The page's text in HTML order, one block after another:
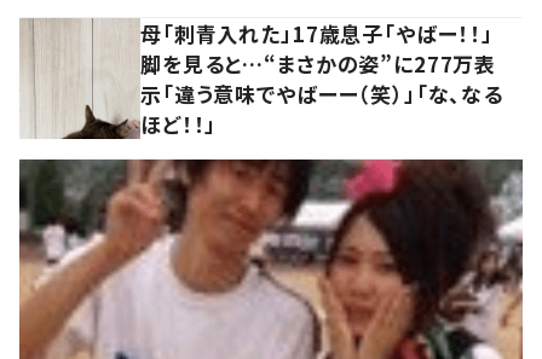
母「刺青入れた」17歳息子「やばー！！」
脚を見ると…“まさかの姿”に277万表
示「違う意味でやばーー（笑）」「な、なる
ほど！！」